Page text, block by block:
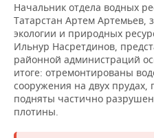
Начальник отдела водных
Татарстан Артем Артемьев,
экологии и природных
Ильнур Насретдинов,
районной администраций
итоге: отремонтированы
сооружения на двух
подняты частично
плотины.